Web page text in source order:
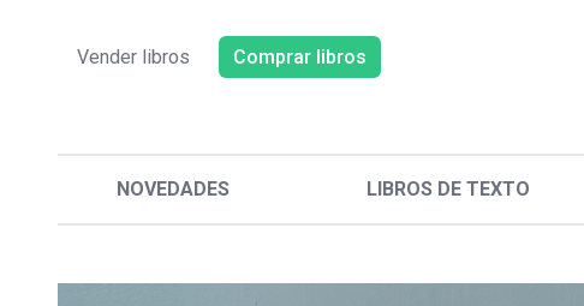
Vender libros Comprar libros
NOVEDADES LIBROS DE TEXTO